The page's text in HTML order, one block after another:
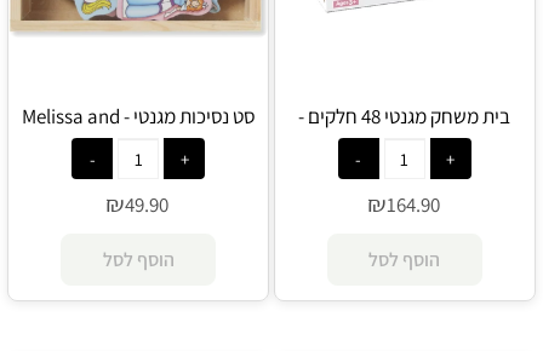
בית משחק מגנטי 48 חלקים -
Playmager
₪164.90
הוסף לסל
סט נסיכות מגנטי - Melissa and
₪49.90
הוסף לסל